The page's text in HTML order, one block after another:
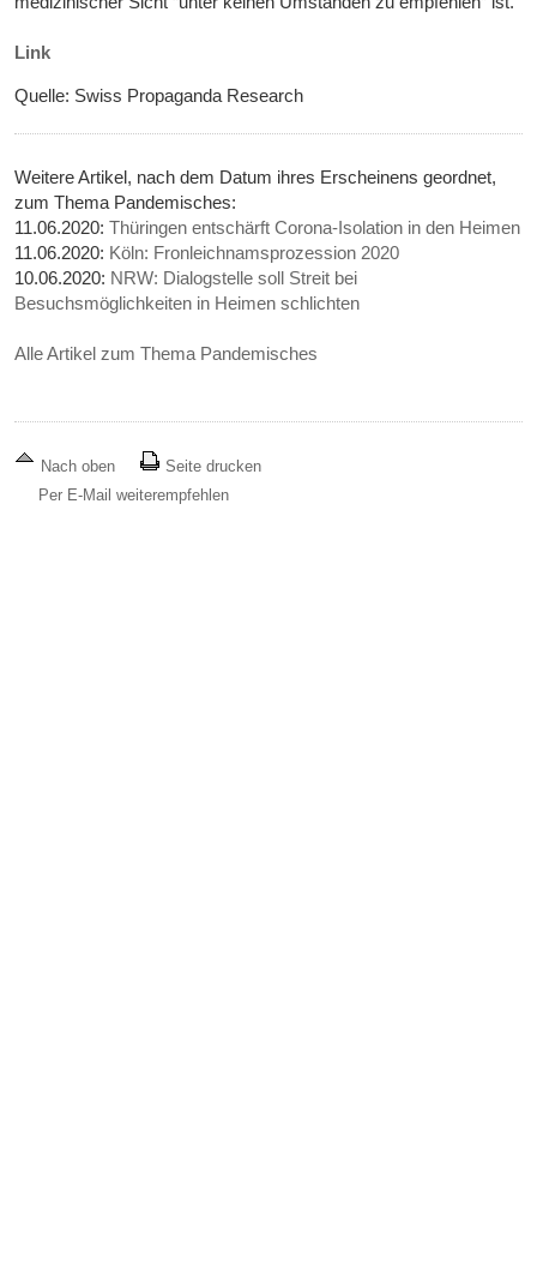
Link
Quelle: Swiss Propaganda Research
Weitere Artikel, nach dem Datum ihres Erscheinens geordnet,
zum Thema Pandemisches:
11.06.2020:Thüringen entschärft Corona-Isolation in den Heimen
11.06.2020: Köln: Fronleichnamsprozession 2020
10.06.2020: NRW: Dialogstelle soll Streit bei
Besuchsmöglichkeiten in Heimen schlichten
Alle Artikel zum Thema Pandemisches
Nach oben
Seite drucken
Per E-Mail weiterempfehlen